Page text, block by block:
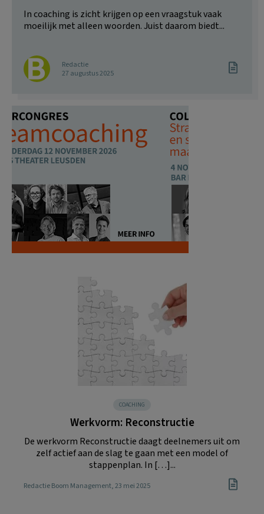
In coaching is zicht krijgen op een vraagstuk vaak
moeilijk met alleen woorden. Juist daarom biedt...
Redactie
27 augustus 2025
COACHING
Werkvorm: Reconstructie
De werkvorm Reconstructie daagt deelnemers uit om
zelf actief aan de slag te gaan met een model of
stappenplan. In […]...
Redactie Boom Management, 23 mei 2025